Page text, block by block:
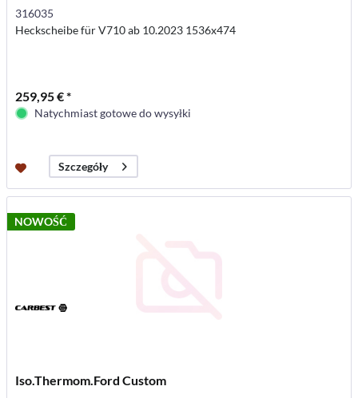
316035
Heckscheibe für V710 ab 10.2023 1536x474
259,95 € *
Natychmiast gotowe do wysyłki
Szczegóły
NOWOŚĆ
Iso.Thermom.Ford Custom